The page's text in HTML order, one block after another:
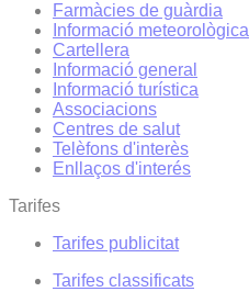
Farmàcies de guàrdia
Informació meteorològica
Cartellera
Informació general
Informació turística
Associacions
Centres de salut
Telèfons d'interès
Enllaços d'interés
Tarifes
Tarifes publicitat
Tarifes classificats